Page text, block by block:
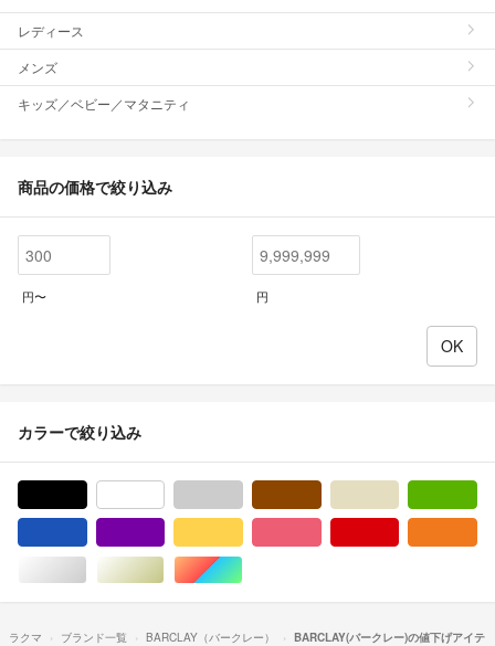
レディース
メンズ
キッズ／ベビー／マタニティ
商品の価格で絞り込み
円〜 円
カラーで絞り込み
シルバー/銀色系ゴールド/金色系マルチカラー
ラクマ ブランド一覧 BARCLAY（バークレー）
BARCLAY(バークレー)の値下げアイテ